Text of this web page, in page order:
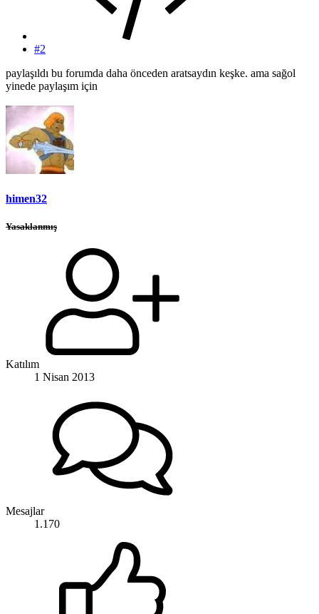
#2
paylaşıldı bu forumda daha önceden aratsaydın keşke. ama sağol
yinede paylaşım için
himen32
Yasaklanmış
Katılım
1 Nisan 2013
Mesajlar
1.170